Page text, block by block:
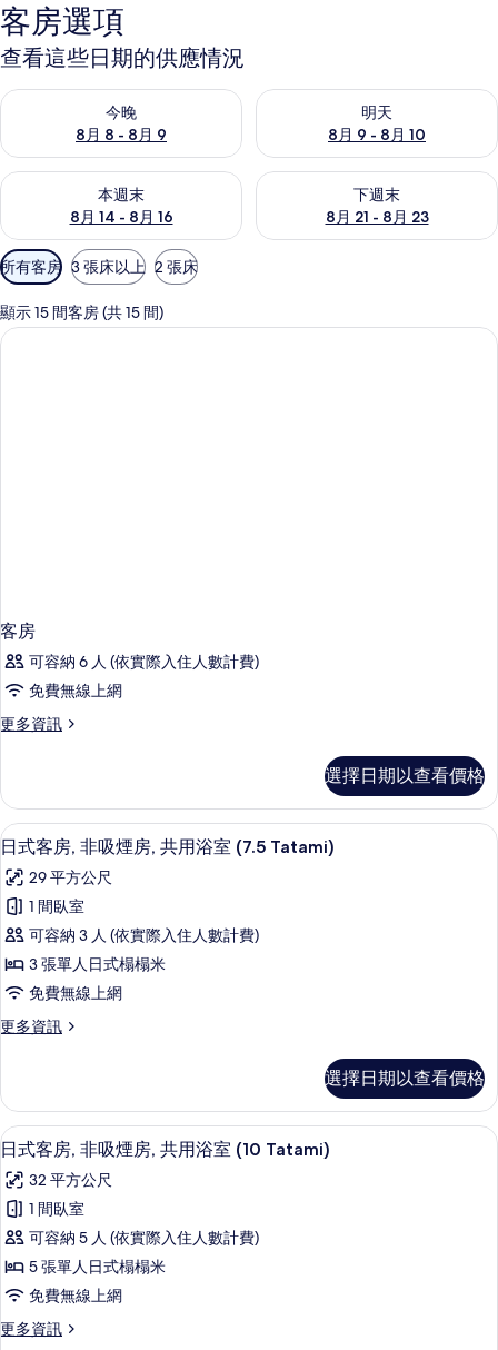
客房選項
查看這些日期的供應情況
今晚
8月 8 - 8月 9
查看今晚 (8月 8 - 8月 9) 的供應情況
明天
8月 9 - 8月 10
查看明天 (8月 9 - 8月 10) 的供
本週末
8月 14 - 8月 16
查看本週末 (8月 14 - 8月 16) 的供應情況
下週末
8月 21 - 8月 23
查看下週末 (8月 21 - 8月 23)
可
用
的
客
所有客房 3 張床以上 2 張床
顯示 15 間客房 (共 15 間)
客房
可容納 6 人 (依實際入住人數計費)
免費無線上網
更多資訊
更
的
詳
情
選擇日期以查看價格
顯
示
日
式
客
房,
吸
房,
共
用
浴
室
(7.5
Tatami)
的
所
日式客房, 非吸煙房, 共用浴室 (7.5
3
日式客房, 非吸煙房, 共用浴室 (7.5 Tatami)
29 平方公尺
1 間臥室
可容納 3 人 (依實際入住人數計費)
3 張單人日式榻榻米
免費無線上網
更多資訊
更
客
房,
非
煙
房,
共
用
浴
室
(7.5
Tatami)
選擇日期以查看價格
顯
示
日
式
客
房,
吸
日式客房, 非吸煙房, 共用浴室 (10
2
日式客房, 非吸煙房, 共用浴室 (10 Tatami)
32 平方公尺
1 間臥室
可容納 5 人 (依實際入住人數計費)
5 張單人日式榻榻米
免費無線上網
更多資訊
更